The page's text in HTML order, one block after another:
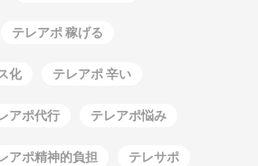
テレアポ 稼げる
化 テレアポ 辛い
アポ代行 テレアポ悩み
アポ精神的負担 テレサポ